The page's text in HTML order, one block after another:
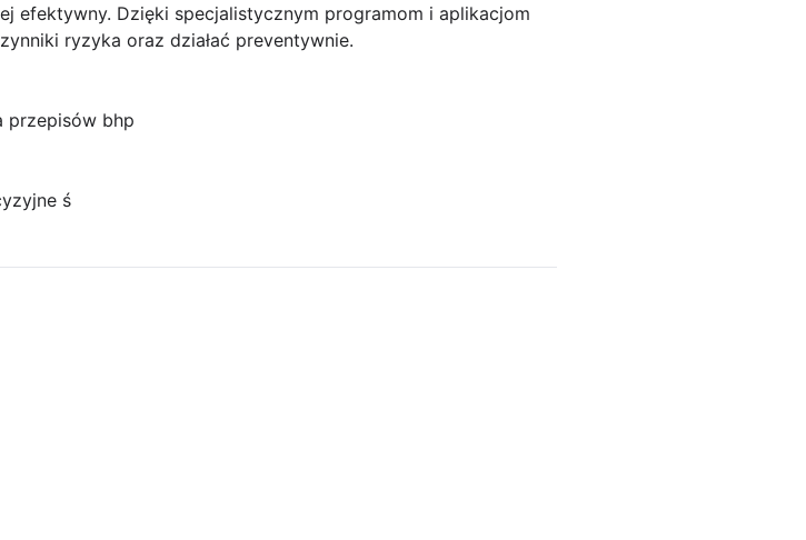
efektywny. Dzięki specjalistycznym programom i aplikacjom
ryzyka oraz działać preventywnie.
przepisów bhp
ś